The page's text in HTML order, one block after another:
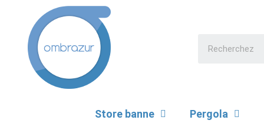
Store banne Pergola